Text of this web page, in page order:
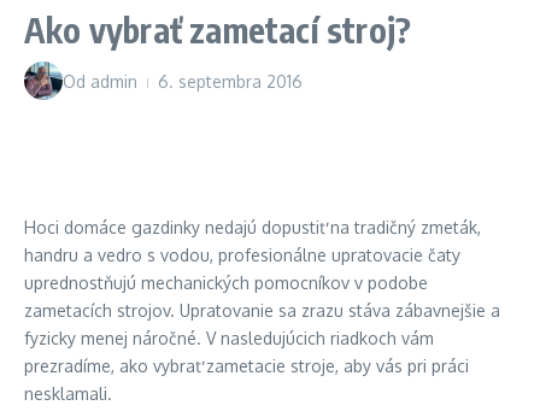
Ako vybrať zametací stroj?
Od admin 6. septembra 2016
Hoci domáce gazdinky nedajú dopustiť na tradičný zmeták,
handru a vedro s vodou, profesionálne upratovacie čaty
uprednostňujú mechanických pomocníkov v podobe
zametacích strojov. Upratovanie sa zrazu stáva zábavnejšie a
fyzicky menej náročné. V nasledujúcich riadkoch vám
prezradíme, ako vybrať zametacie stroje, aby vás pri práci
nesklamali.